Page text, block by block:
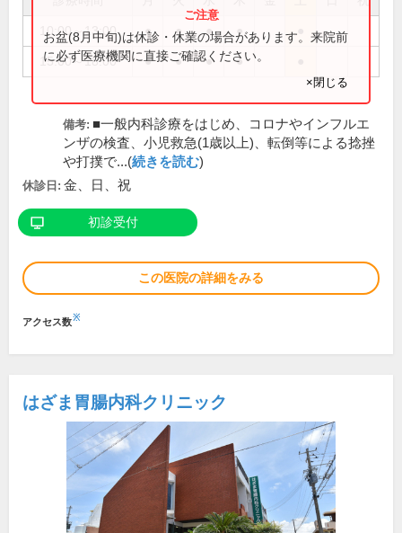
10:00～13:00 ● ● ● ●
15:00～18:00 ● ● ● ●
お盆(8月中旬)は休診・休業の場合があります。来院前
に必ず医療機関に直接ご確認ください。
×閉じる
備考: ■一般内科診療をはじめ、コロナやインフルエ
ンザの検査、小児救急(1歳以上)、転倒等による捻挫
や打撲で...(続きを読む)
休診日: 金、日、祝
初診受付
この医院の詳細をみる
アクセス数※
はざま胃腸内科クリニック